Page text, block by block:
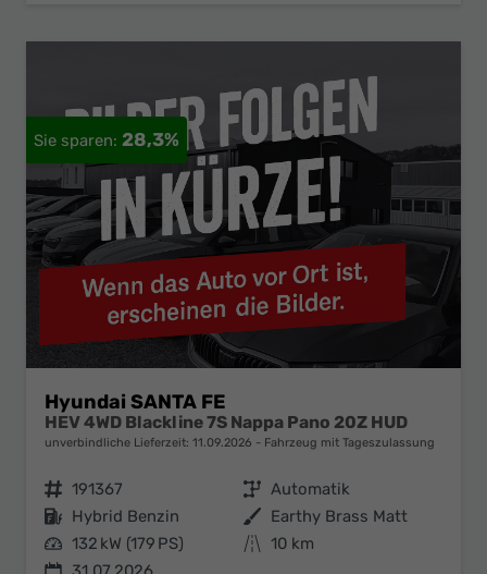
28,3%
Hyundai SANTA FE
HEV 4WD Blackline 7S Nappa Pano 20Z HUD
unverbindliche Lieferzeit: 11.09.2026 Fahrzeug mit Tageszulassung
Fahrzeugnr. 191367 Getriebe Automatik
Kraftstoff Hybrid Benzin Außenfarbe Earthy Brass Matt
Leistung 132 kW (179 PS) Kilometerstand 10 km